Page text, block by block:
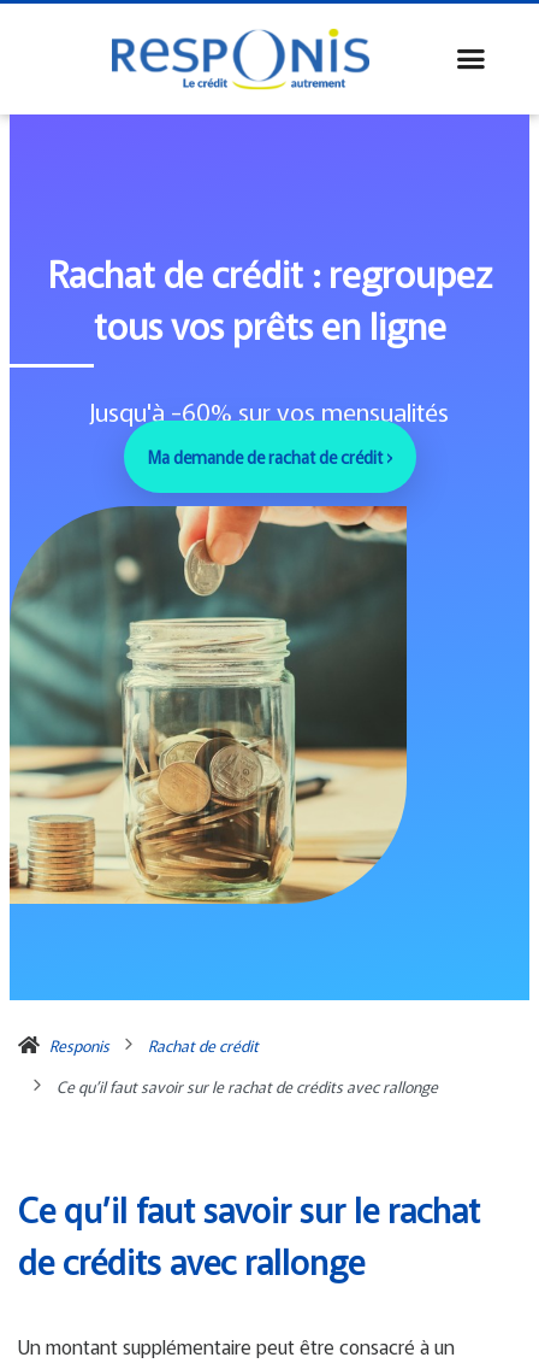
Rachat de crédit : regroupez
tous vos prêts en ligne
Jusqu'à -60% sur vos mensualités
Ma demande de rachat de crédit ›
Responis
Rachat de crédit
Ce qu’il faut savoir sur le rachat de crédits avec rallonge
Ce qu’il faut savoir sur le rachat
de crédits avec rallonge
Un montant supplémentaire peut être consacré à un